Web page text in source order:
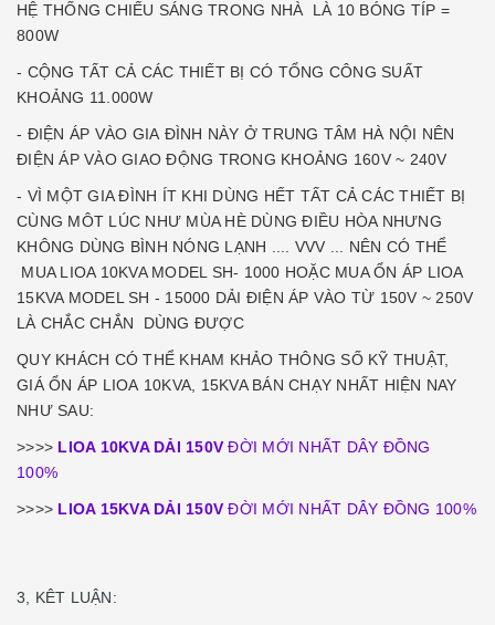
HỆ THỐNG CHIẾU SÁNG TRONG NHÀ LÀ 10 BÓNG TÍP =
800W
- CỘNG TẤT CẢ CÁC THIẾT BỊ CÓ TỔNG CÔNG SUẤT
KHOẢNG 11.000W
- ĐIỆN ÁP VÀO GIA ĐÌNH NÀY Ở TRUNG TÂM HÀ NỘI NÊN
ĐIỆN ÁP VÀO GIAO ĐỘNG TRONG KHOẢNG 160V ~ 240V
- VÌ MỘT GIA ĐÌNH ÍT KHI DÙNG HẾT TẤT CẢ CÁC THIẾT BỊ
CÙNG MÔT LÚC NHƯ MÙA HÈ DÙNG ĐIỀU HÒA NHƯNG
KHÔNG DÙNG BÌNH NÓNG LẠNH .... VVV ... NÊN CÓ THỂ
MUA LIOA 10KVA MODEL SH- 1000 HOẶC MUA ỔN ÁP LIOA
15KVA MODEL SH - 15000 DẢI ĐIỆN ÁP VÀO TỪ 150V ~ 250V
LÀ CHẮC CHẮN DÙNG ĐƯỢC
QUY KHÁCH CÓ THỂ KHAM KHẢO THÔNG SỐ KỸ THUẬT,
GIÁ ỔN ÁP LIOA 10KVA, 15KVA BÁN CHẠY NHẤT HIỆN NAY
NHƯ SAU:
>>>> LIOA 10KVA DẢI 150V ĐỜI MỚI NHẤT DÂY ĐỒNG
100%
>>>> LIOA 15KVA DẢI 150V ĐỜI MỚI NHẤT DÂY ĐỒNG 100%
3, KÊT LUẬN: